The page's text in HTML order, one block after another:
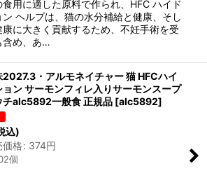
食用に適した原料で作られ、HFC ハイド
ン ヘルプは、猫の水分補給と健康、そし
康に大きく貢献するため、不妊手術を受
含め、あ…
2027.3・アルモネイチャー 猫 HFCハイ
ョン サーモンフィレ入りサーモンスープ
alc5892一般食 正規品 [alc5892]
込)
価格: 374円
個